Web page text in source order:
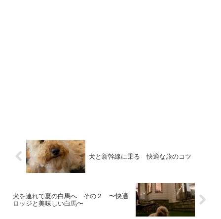
犬と新幹線に乗る 快適な旅のコツ
犬を連れて夏の白馬へ その２ 〜快適
ロッジと美味しい白馬〜